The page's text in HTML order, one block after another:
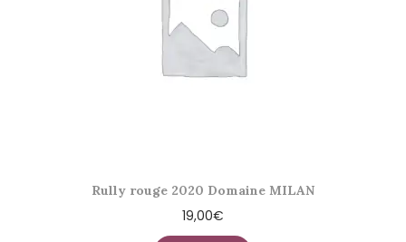
Rully rouge 2020 Domaine MILAN
19,00€